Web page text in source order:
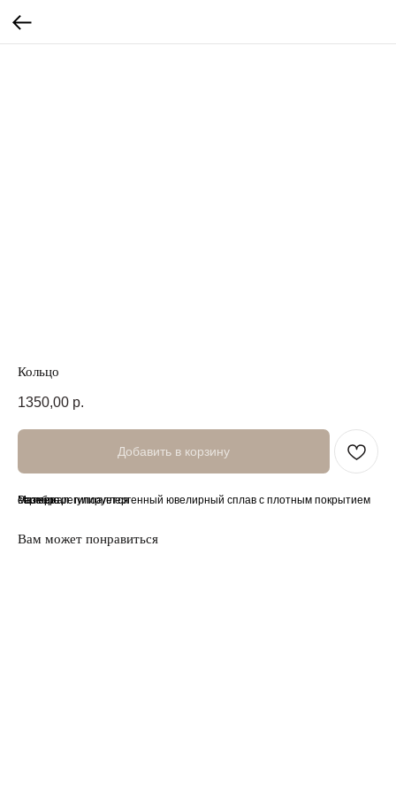
Кольцо
1350,00 р.
Добавить в корзину
Материал: гипоаллергенный ювелирный сплав с плотным покрытием серебра.
Размер: регулируется
Вам может понравиться